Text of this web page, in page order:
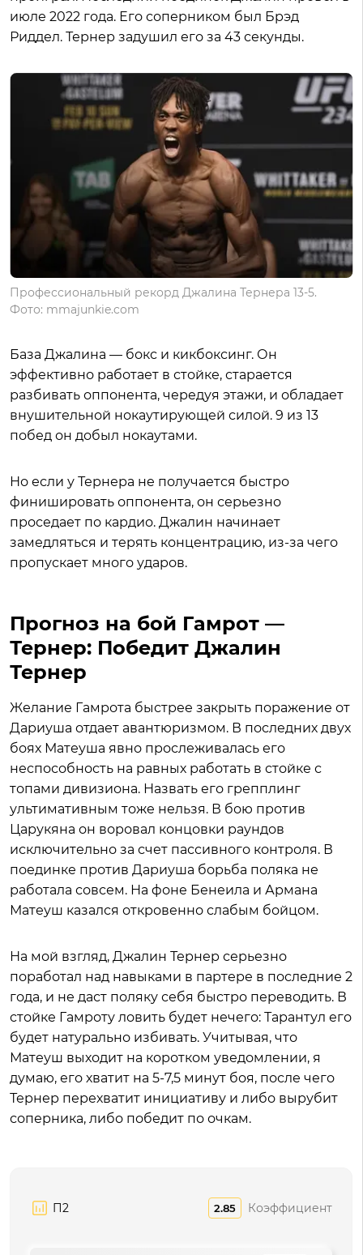
июле 2022 года. Его соперником был Брэд
Риддел. Тернер задушил его за 43 секунды.
Профессиональный рекорд Джалина Тернера 13-5.
Фото: mmajunkie.com
База Джалина — бокс и кикбоксинг. Он
эффективно работает в стойке, старается
разбивать оппонента, чередуя этажи, и обладает
внушительной нокаутирующей силой. 9 из 13
побед он добыл нокаутами.
Но если у Тернера не получается быстро
финишировать оппонента, он серьезно
проседает по кардио. Джалин начинает
замедляться и терять концентрацию, из-за чего
пропускает много ударов.
Прогноз на бой Гамрот —
Тернер: Победит Джалин
Тернер
Желание Гамрота быстрее закрыть поражение от
Дариуша отдает авантюризмом. В последних двух
боях Матеуша явно прослеживалась его
неспособность на равных работать в стойке с
топами дивизиона. Назвать его грепплинг
ультимативным тоже нельзя. В бою против
Царукяна он воровал концовки раундов
исключительно за счет пассивного контроля. В
поединке против Дариуша борьба поляка не
работала совсем. На фоне Бенеила и Армана
Матеуш казался откровенно слабым бойцом.
На мой взгляд, Джалин Тернер серьезно
поработал над навыками в партере в последние 2
года, и не даст поляку себя быстро переводить. В
стойке Гамроту ловить будет нечего: Тарантул его
будет натурально избивать. Учитывая, что
Матеуш выходит на коротком уведомлении, я
думаю, его хватит на 5-7,5 минут боя, после чего
Тернер перехватит инициативу и либо вырубит
соперника, либо победит по очкам.
П2 2.85 Коэффициент